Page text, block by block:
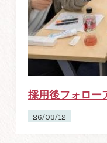
採用後フォロ
26/03/12